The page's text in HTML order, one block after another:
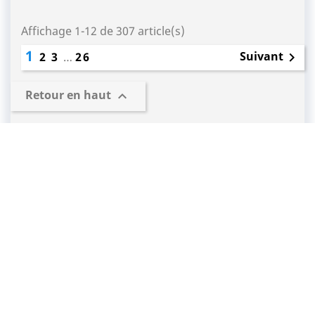
Affichage 1-12 de 307 article(s)
1 2 3 … 26 Suivant 
Retour en haut 